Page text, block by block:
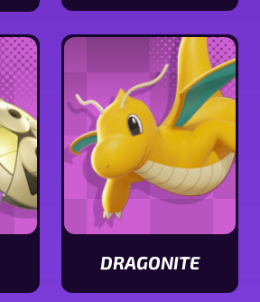
Ver
características
Urshifu
DRAGONITE
Ver